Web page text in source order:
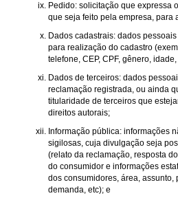
Pedido: solicitação que expressa
que seja feito pela empresa, para
Dados cadastrais: dados
para realização do cadastro
telefone, CEP, CPF, gênero,
Dados de terceiros: dados
reclamação registrada, ou ainda
titularidade de terceiros que
direitos autorais;
Informação pública: informações
sigilosas, cuja divulgação seja
(relato da reclamação, resposta
do consumidor e informações
dos consumidores, área,
demanda, etc); e